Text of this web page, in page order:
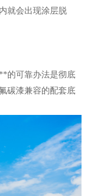
就会出现涂层脱
的可靠办法是彻底
碳漆兼容的配套底